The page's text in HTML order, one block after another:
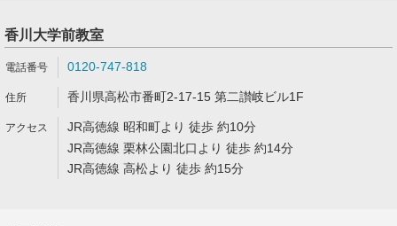
香川大学前教室
0120-747-818
香川県高松市番町2-17-15 第二讃岐ビル1F
JR高徳線 昭和町より 徒歩 約10分
JR高徳線 栗林公園北口より 徒歩 約14分
JR高徳線 高松より 徒歩 約15分